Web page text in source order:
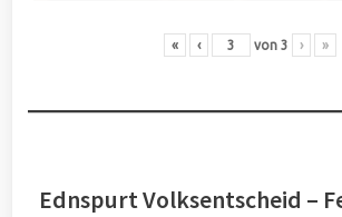
« ‹ von 3 › »
Ednspurt Volksentscheid –